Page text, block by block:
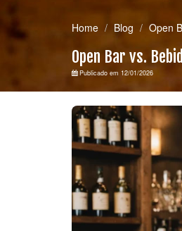
Home Blog Open
Open Bar vs.
Publicado em 12/01/2026